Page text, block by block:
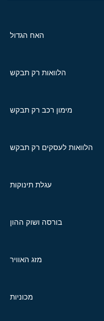
האח הגדול
הלוואות רק תבקש
מימון רכב רק תבקש
הלוואות לעסקים רק תבקש
עגלת תינוקות
בורסה ושוק ההון
מזג האוויר
מכוניות